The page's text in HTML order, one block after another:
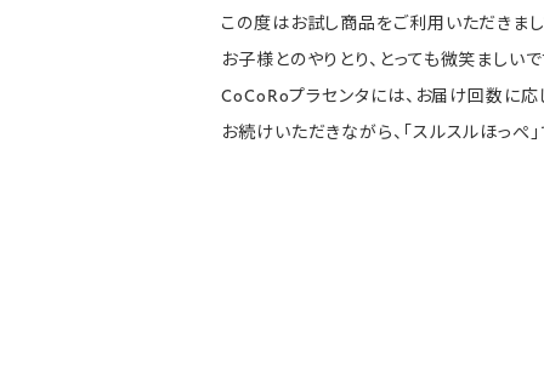
この度はお試し商品をご利用いただきまし
お子様とのやりとり、とっても微笑ましい
CoCoRoプラセンタには、お届け回数に応
お続けいただきながら、「スルスルほっ